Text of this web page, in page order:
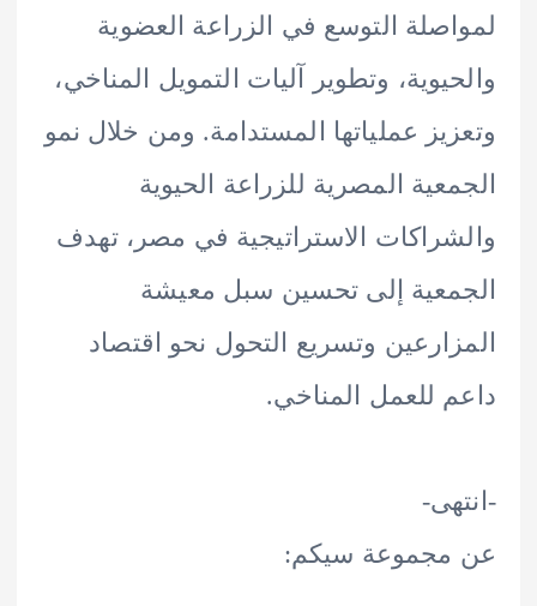
التوسع في الزراعة العضوية
وتطوير آليات التمويل المناخي،
عملياتها المستدامة. ومن خلال نمو
المصرية للزراعة الحيوية
الاستراتيجية في مصر، تهدف
إلى تحسين سبل معيشة
وتسريع التحول نحو اقتصاد
للعمل المناخي.
سيكم: